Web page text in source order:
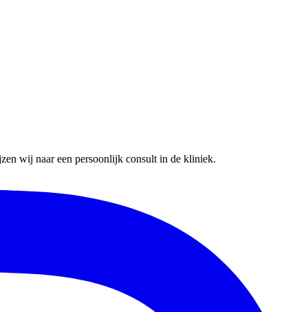
wij naar een persoonlijk consult in de kliniek.